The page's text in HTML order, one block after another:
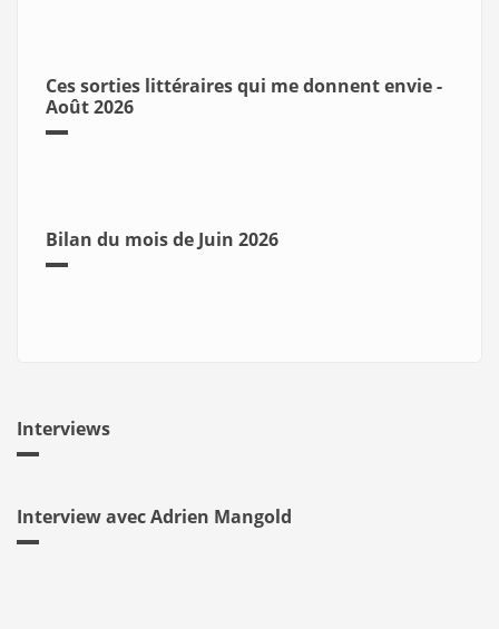
Ces sorties littéraires qui me donnent envie -
Août 2026
Bilan du mois de Juin 2026
Interviews
Interview avec Adrien Mangold